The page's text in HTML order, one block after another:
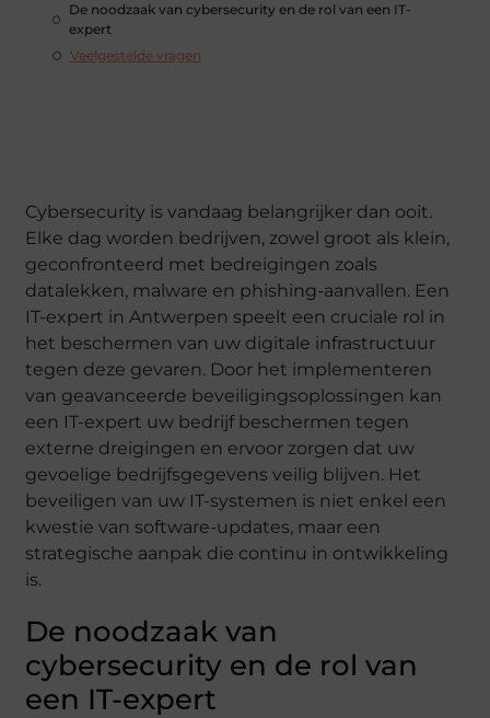
De noodzaak van cybersecurity en de rol van een IT-
expert
Veelgestelde vragen
Cybersecurity is vandaag belangrijker dan ooit.
Elke dag worden bedrijven, zowel groot als klein,
geconfronteerd met bedreigingen zoals
datalekken, malware en phishing-aanvallen. Een
IT-expert in Antwerpen speelt een cruciale rol in
het beschermen van uw digitale infrastructuur
tegen deze gevaren. Door het implementeren
van geavanceerde beveiligingsoplossingen kan
een IT-expert uw bedrijf beschermen tegen
externe dreigingen en ervoor zorgen dat uw
gevoelige bedrijfsgegevens veilig blijven. Het
beveiligen van uw IT-systemen is niet enkel een
kwestie van software-updates, maar een
strategische aanpak die continu in ontwikkeling
is.
De noodzaak van
cybersecurity en de rol van
een IT-expert